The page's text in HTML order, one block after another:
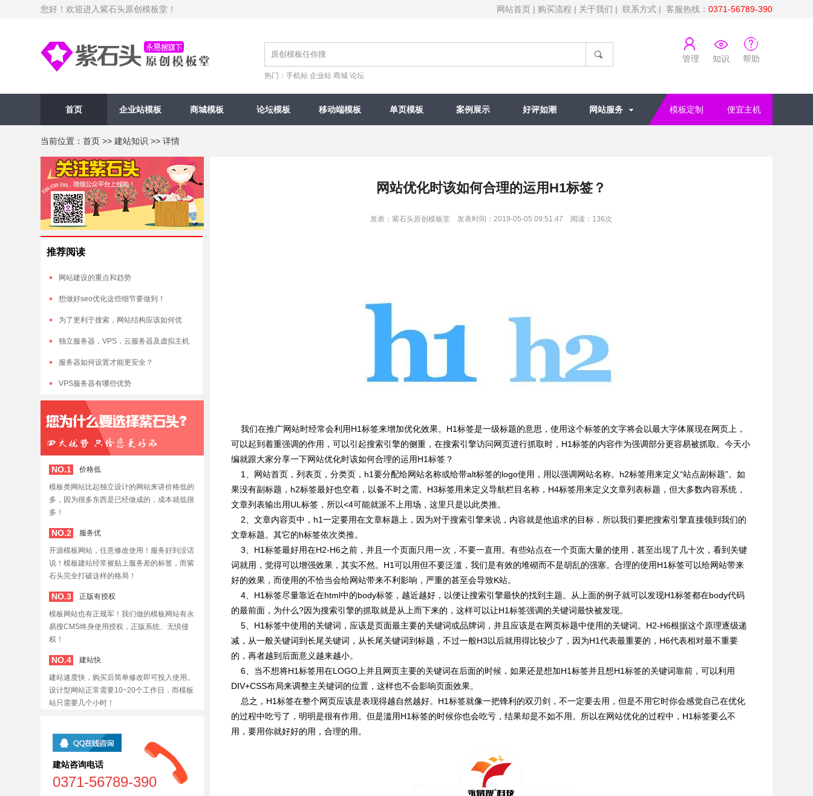
您好！欢迎进入紫石头原创模板堂！ 网站首页 | 购买流程 | 关于我们 | 联系方式 | 客服热线： 0371-56789-390
热门： 手机站 企业站 商城 论坛
管理 知识 帮助
首页 企业站模板 商城模板 论坛模板 移动端模板 单页模板 案例展示 好评如潮 网站服务 模板定制 便宜主机
当前位置： 首页 >> 建站知识 >> 详情
推荐阅读
网站建设的重点和趋势
想做好seo优化这些细节要做到！
为了更利于搜索，网站结构应该如何优
化？ 独立服务器，VPS，云服务器及虚拟主机
对比 服务器如何设置才能更安全？
VPS服务器有哪些优势
NO.1 价格低
模板类网站比起独立设计的网站来讲价格低的
多，因为很多东西是已经做成的，成本就低很
多！
NO.2 服务优
开源模板网站，任意修改使用！服务好到没话
说！模板建站经常被贴上服务差的标签，而紫
石头完全打破这样的格局！
NO.3 正版有授权
模板网站也有正规军！我们做的模板网站有永
易搜CMS终身使用授权，正版系统、无惧侵
权！
NO.4 建站快
建站速度快，购买后简单修改即可投入使用。
设计型网站正常需要10~20个工作日，而模板
站只需要几个小时！
建站咨询电话
0371-56789-390
网站优化时该如何合理的运用H1标签？
发表：紫石头原创模板堂 发表时间：2019-05-05 09:51:47 阅读： 136次
我们在推广网站时经常会利用H1标签来增加优化效果。H1标签是一级标题的意思，使用这个标签的文字将会以最大字体展现在网页上，
可以起到着重强调的作用，可以引起搜索引擎的侧重，在搜索引擎访问网页进行抓取时，H1标签的内容作为强调部分更容易被抓取。今天小
编就跟大家分享一下网站优化时该如何合理的运用H1标签？
1、网站首页，列表页，分类页，h1要分配给网站名称或给带alt标签的logo使用，用以强调网站名称。h2标签用来定义“站点副标题”。如
果没有副标题，h2标签最好也空着，以备不时之需。H3标签用来定义导航栏目名称，H4标签用来定义文章列表标题，但大多数内容系统，
文章列表输出用UL标签，所以<4可能就派不上用场，这里只是以此类推。
2、文章内容页中，h1一定要用在文章标题上，因为对于搜索引擎来说，内容就是他追求的目标，所以我们要把搜索引擎直接领到我们的
文章标题。其它的h标签依次类推。
3、H1标签最好用在H2-H6之前，并且一个页面只用一次，不要一直用。有些站点在一个页面大量的使用，甚至出现了几十次，看到关键
词就用，觉得可以增强效果，其实不然。H1可以用但不要泛滥，我们是有效的堆砌而不是胡乱的强塞。合理的使用H1标签可以给网站带来
好的效果，而使用的不恰当会给网站带来不利影响，严重的甚至会导致K站。
4、H1标签尽量靠近在html中的body标签，越近越好，以便让搜索引擎最快的找到主题。从上面的例子就可以发现H1标签都在body代码
的最前面，为什么?因为搜索引擎的抓取就是从上而下来的，这样可以让H1标签强调的关键词最快被发现。
5、H1标签中使用的关键词，应该是页面最主要的关键词或品牌词，并且应该是在网页标题中使用的关键词。H2-H6根据这个原理逐级递
减，从一般关键词到长尾关键词，从长尾关键词到标题，不过一般H3以后就用得比较少了，因为H1代表最重要的，H6代表相对最不重要
的，再者越到后面意义越来越小。
6、当不想将H1标签用在LOGO上并且网页主要的关键词在后面的时候，如果还是想加H1标签并且想H1标签的关键词靠前，可以利用
DIV+CSS布局来调整主关键词的位置，这样也不会影响页面效果。
总之，H1标签在整个网页应该是表现得越自然越好。H1标签就像一把锋利的双刃剑，不一定要去用，但是不用它时你会感觉自己在优化
的过程中吃亏了，明明是很有作用。但是滥用H1标签的时候你也会吃亏，结果却是不如不用。所以在网站优化的过程中，H1标签要么不
用，要用你就好好的用，合理的用。